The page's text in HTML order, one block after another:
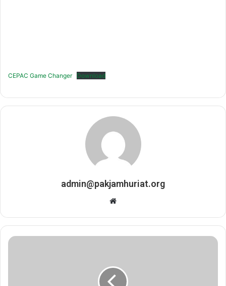
CEPAC Game Changer Download
admin@pakjamhuriat.org
Website